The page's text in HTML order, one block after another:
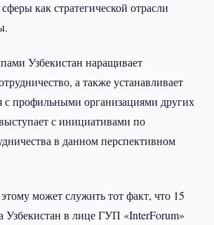
как стратегической отрасли
Узбекистан наращивает
а также устанавливает
с профильными организациями других
с инициативами по
в данном перспективном
может служить тот факт, что 15
Узбекистан в лице ГУП «InterForum»